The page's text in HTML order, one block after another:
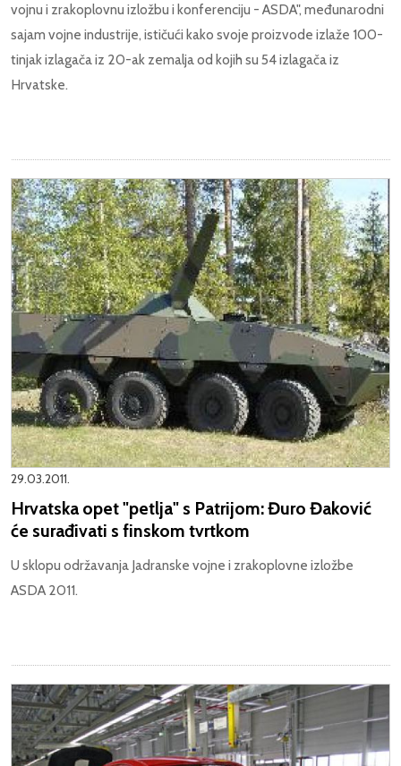
vojnu i zrakoplovnu izložbu i konferenciju - ASDA", međunarodni
sajam vojne industrije, ističući kako svoje proizvode izlaže 100-
tinjak izlagača iz 20-ak zemalja od kojih su 54 izlagača iz
Hrvatske.
29.03.2011.
Hrvatska opet "petlja" s Patrijom: Đuro Đaković
će surađivati s finskom tvrtkom
U sklopu održavanja Jadranske vojne i zrakoplovne izložbe
ASDA 2011.